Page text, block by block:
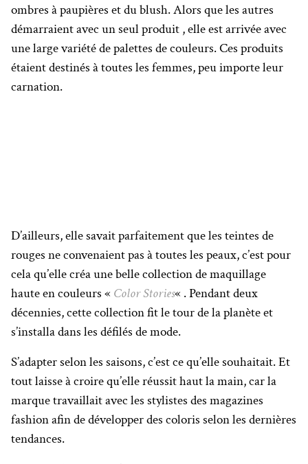
ombres à paupières et du blush. Alors que les autres
démarraient avec un seul produit , elle est arrivée avec
une large variété de palettes de couleurs. Ces produits
étaient destinés à toutes les femmes, peu importe leur
carnation.
D’ailleurs, elle savait parfaitement que les teintes de
rouges ne convenaient pas à toutes les peaux, c’est pour
cela qu’elle créa une belle collection de maquillage
haute en couleurs « Color Stories« . Pendant deux
décennies, cette collection fit le tour de la planète et
s’installa dans les défilés de mode.
S’adapter selon les saisons, c’est ce qu’elle souhaitait. Et
tout laisse à croire qu’elle réussit haut la main, car la
marque travaillait avec les stylistes des magazines
fashion afin de développer des coloris selon les dernières
tendances.